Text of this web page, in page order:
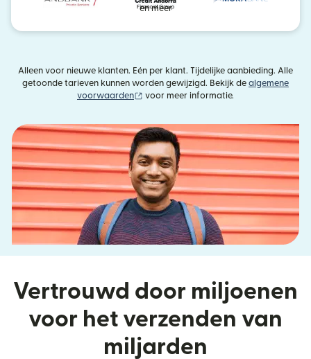
en meer
Alleen voor nieuwe klanten. Eén per klant. Tijdelijke aanbieding. Alle
getoonde tarieven kunnen worden gewijzigd. Bekijk de algemene
voorwaarden
(wordt geopend in een nieuw venster)
voor meer informatie.
Vertrouwd door miljoenen
voor het verzenden van
miljarden